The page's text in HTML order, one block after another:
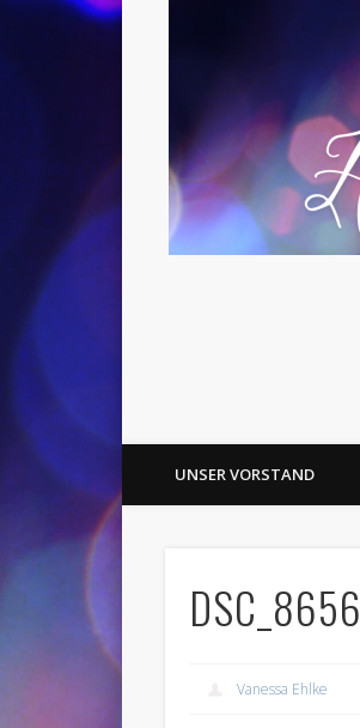
UNSER VORSTAND
DSC_8656
Vanessa Ehlke